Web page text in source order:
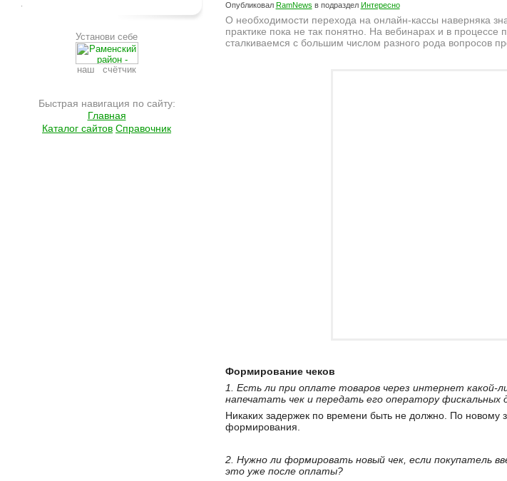
Установи себе
наш счётчик
Быстрая навигация по сайту:
Главная
Каталог сайтов Справочник
Опубликовал RamNews в подраздел Интересно
О необходимости перехода на онлайн-кассы наверняка
практике пока не так понятно. На вебинарах и в
сталкиваемся с большим числом разного рода вопросов
Формирование чеков
1. Есть ли при оплате товаров через интернет какой-
напечатать чек и передать его оператору
Никаких задержек по времени быть не должно. По новому
формирования.
2. Нужно ли формировать новый чек, если покупатель
это уже после оплаты?